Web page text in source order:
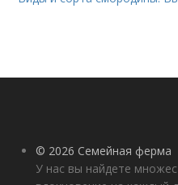
© 2026 Семейная ферма
У нас вы найдете